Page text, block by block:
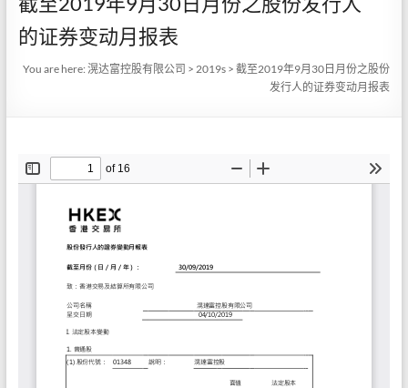
控
股
公
的证券变动月报表
You are here:滉达富控股有限公司 >2019s >截至2019年9月30日月份之股份
发行人的证券变动月报表